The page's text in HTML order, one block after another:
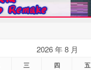
2026 年 8 月
三 四 五